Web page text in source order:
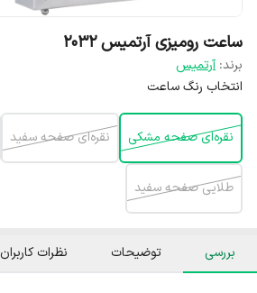
ساعت رومیزی آرتمیس 2032
برند: آرتمیس
انتخاب رنگ ساعت
نقره‌ای صفحه مشکی نقره‌ای صفحه سفید
طلایی صفحه سفید
بررسی توضیحات نظرات کاربران